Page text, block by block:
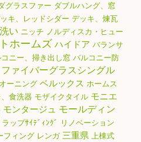
グラスファー ダブルハング、窓
キ、レッドシダー デッキ、煉瓦
い ニッチ ノルディスカ・ヒュー
ホームズハイドア バランサ
ニー、掃き出し窓 バルコニー防
ファイバーグラスシングル
ーニング ベルックス ホームス
食洗器 モザイクタイル モニエ
モンタージュ モールディン
ラップｻｲﾃﾞｨﾝｸﾞ リノベーション
フィング レンガ 三重県 上棟式